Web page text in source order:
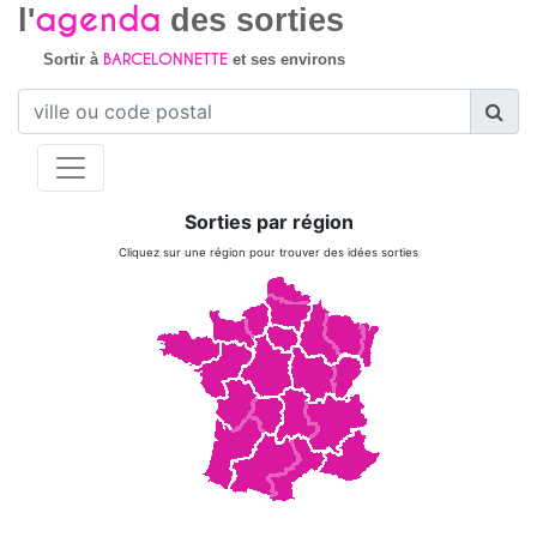
l'agenda des sorties
Sortir à BARCELONNETTEet ses environs
Sorties par région
Cliquez sur une région pour trouver des idées sorties